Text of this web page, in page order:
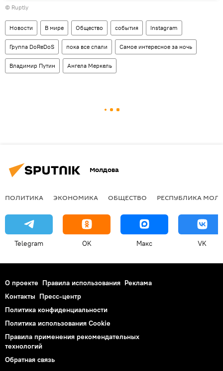
© Ruptly
Новости В мире Общество события Instagram
Группа DoReDoS пока все спали Самое интересное за ночь
Владимир Путин Ангела Меркель
Молдова
ПОЛИТИКА ЭКОНОМИКА ОБЩЕСТВО РЕСПУБЛИКА
Telegram OK Макс VK
О проекте Правила использования Реклама
Контакты Пресс-центр
Политика конфиденциальности
Политика использования Cookie
Правила применения рекомендательных
технологий
Обратная связь